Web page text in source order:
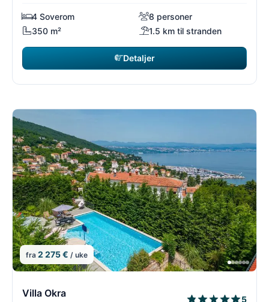
4 Soverom
8 personer
350 m²
1.5 km til stranden
Detaljer
fra 2 275 € / uke
Villa Okra
5